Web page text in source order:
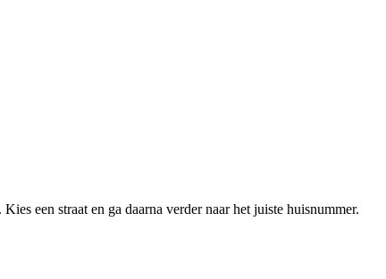
een straat en ga daarna verder naar het juiste huisnummer.